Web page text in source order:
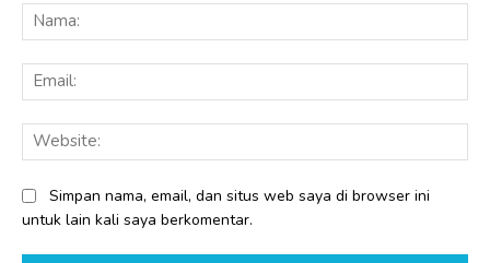
Simpan nama, email, dan situs web saya di browser ini
untuk lain kali saya berkomentar.